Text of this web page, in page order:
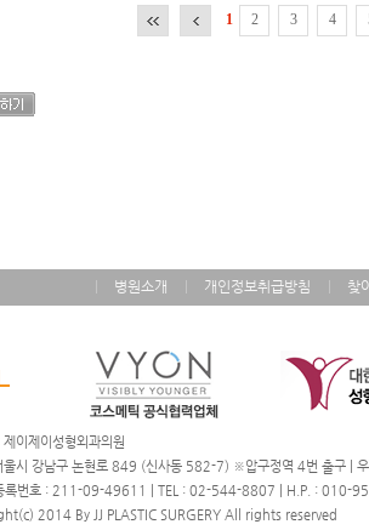
1 2 3 4
병원소개 개인정보취급방침 찾
제이제이성형외과의원
울시 강남구 논현로 849 (신사동 582-7) ※압구정역 4번 출구 |
록번호 : 211-09-49611 | TEL : 02-544-8807 | H.P. :
2014 By JJ PLASTIC SURGERY All rights reserved